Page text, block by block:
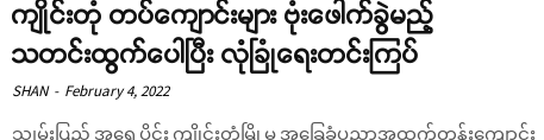
ကျိုင်းတုံ တပ်ကျောင်းများ ဗုံးဖေါက်ခွဲမည့်
သတင်းထွက်ပေါပြီး လုံခြုံရေးတင်းကြပ်
SHAN - February 4, 2022
သျှမ်းပြည် အရှေ့ပိုင်း ကျိုင်းတုံမြို့မှ အခြေခံပညာအထက်တန်းကျောင်း